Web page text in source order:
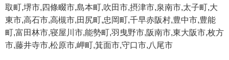
取町,堺市,四條畷市,島本町,吹田市,摂津市,泉南市,太子町,大
東市,高石市,高槻市,田尻町,忠岡町,千早赤阪村,豊中市,豊能
町,富田林市,寝屋川市,能勢町,羽曳野市,阪南市,東大阪市,枚方
市,藤井寺市,松原市,岬町,箕面市,守口市,八尾市